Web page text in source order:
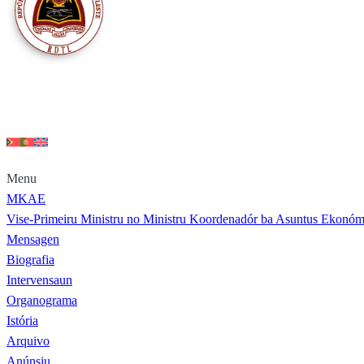
Menu
MKAE
Vise-Primeiru Ministru no Ministru Koordenadór ba Asuntus
Mensagen
Biografia
Intervensaun
Organograma
Istória
Arquivo
Anúnsiu